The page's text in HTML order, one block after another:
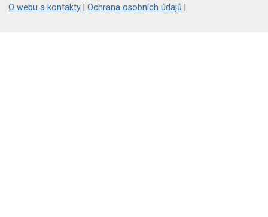
O webu a kontakty |Ochrana osobních údajů